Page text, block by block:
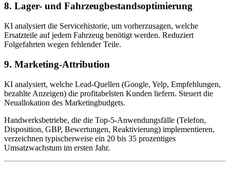
8. Lager- und Fahrzeugbestandsoptimierung
KI analysiert die Servicehistorie, um vorherzusagen, welche
Ersatzteile auf jedem Fahrzeug benötigt werden. Reduziert
Folgefahrten wegen fehlender Teile.
9. Marketing-Attribution
KI analysiert, welche Lead-Quellen (Google, Yelp, Empfehlungen,
bezahlte Anzeigen) die profitabelsten Kunden liefern. Steuert die
Neuallokation des Marketingbudgets.
Handwerksbetriebe, die die Top-5-Anwendungsfälle (Telefon,
Disposition, GBP, Bewertungen, Reaktivierung) implementieren,
verzeichnen typischerweise ein 20 bis 35 prozentiges
Umsatzwachstum im ersten Jahr.